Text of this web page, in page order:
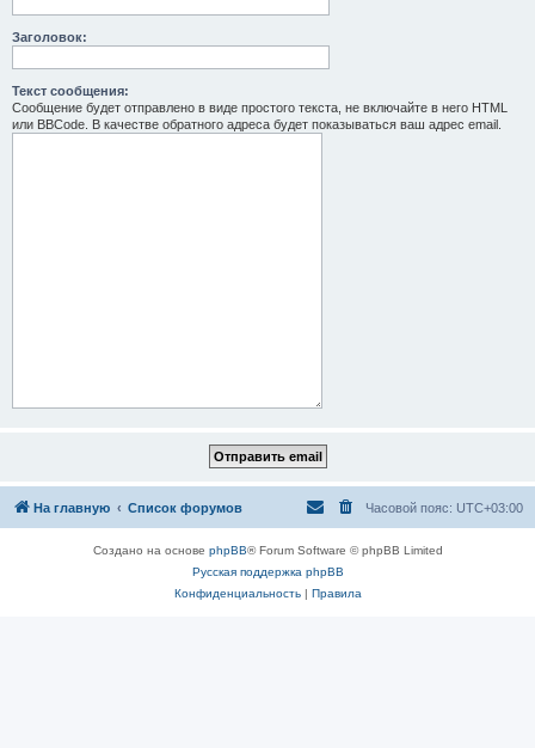
Заголовок:
Текст сообщения:
Сообщение будет отправлено в виде простого текста, не включайте в него HTML
или BBCode. В качестве обратного адреса будет показываться ваш адрес email.
На главную Список форумов Часовой пояс: UTC+03:00
Создано на основе phpBB® Forum Software © phpBB Limited
Русская поддержка phpBB
Конфиденциальность| Правила